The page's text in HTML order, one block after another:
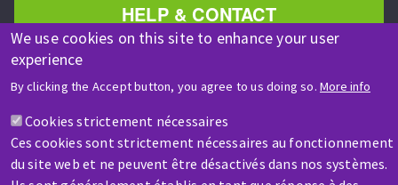
We use cookies on this site to enhance your user
experience
By clicking the Accept button, you agree to us doing so. More info
Cookies strictement nécessaires
Ces cookies sont strictement nécessaires au fonctionnement
du site web et ne peuvent être désactivés dans nos systèmes.
HELP & CONTACT
A question? Information about?
Contact-us